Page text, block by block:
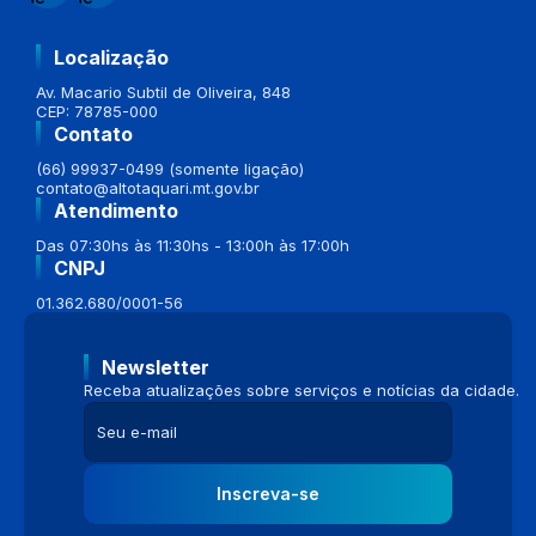
Localização
Av. Macario Subtil de Oliveira, 848
CEP: 78785-000
Contato
(66) 99937-0499 (somente ligação)
contato@altotaquari.mt.gov.br
Atendimento
Das 07:30hs às 11:30hs - 13:00h às 17:00h
CNPJ
01.362.680/0001-56
Newsletter
Receba atualizações sobre serviços e notícias da cidade.
Inscreva-se